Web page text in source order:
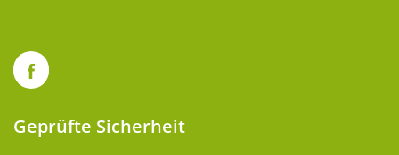
Geprüfte Sicherheit